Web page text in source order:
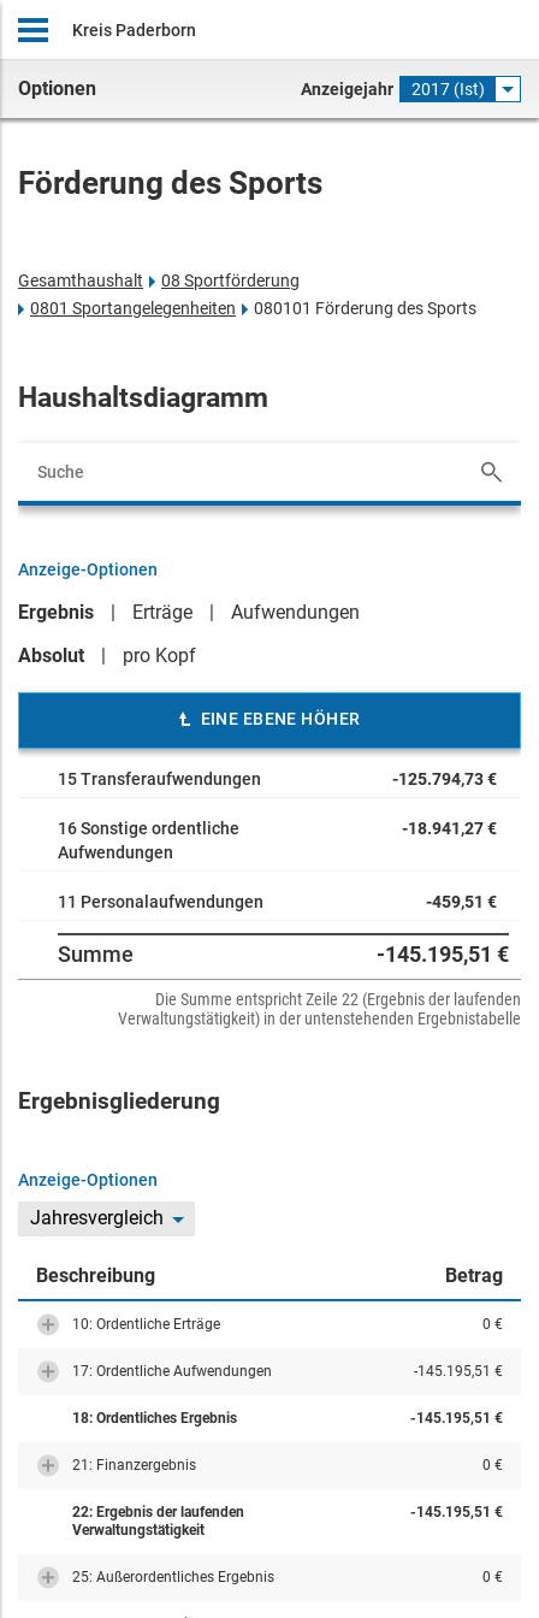
Kreis Paderborn
Optionen Anzeigejahr 2017 (Ist)
Förderung des Sports
Gesamthaushalt
08 Sportförderung
0801 Sportangelegenheiten
080101 Förderung des Sports
Haushaltsdiagramm
Anzeige-Optionen
Ergebnis Erträge
Aufwendungen
Absolut
pro Kopf
EINE EBENE HÖHER
15 Transferaufwendungen -125.794,73 €
16 Sonstige ordentliche
Aufwendungen
-18.941,27 €
11 Personalaufwendungen -459,51 €
Summe -145.195,51 €
Die Summe entspricht Zeile 22 (Ergebnis der laufenden
Verwaltungstätigkeit) in der untenstehenden Ergebnistabelle
Ergebnisgliederung
Anzeige-Optionen
Jahresvergleich
Beschreibung Betrag
10: Ordentliche Erträge 0 €
17: Ordentliche Aufwendungen -145.195,51 €
18: Ordentliches Ergebnis -145.195,51 €
21: Finanzergebnis 0 €
22: Ergebnis der laufenden
Verwaltungstätigkeit
-145.195,51 €
25: Außerordentliches Ergebnis 0 €